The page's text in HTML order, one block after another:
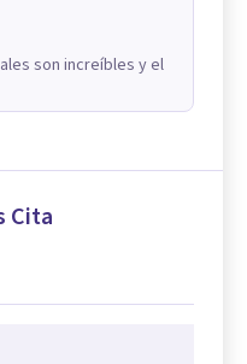
son increíbles y el
Cita